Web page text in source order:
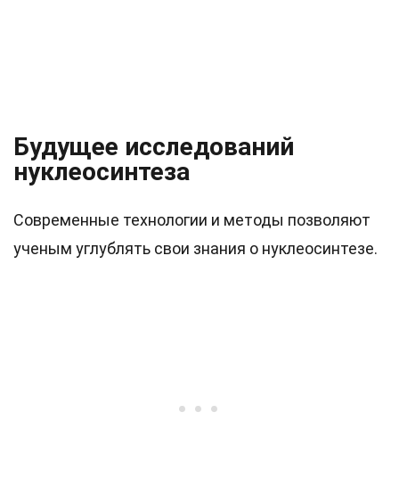
Будущее исследований
нуклеосинтеза
Современные технологии и методы позволяют
ученым углублять свои знания о нуклеосинтезе.